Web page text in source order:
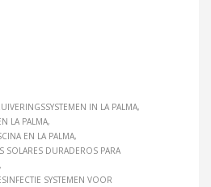
IN LA PALMA
LA PALMA
EN LA PALMA
SOLARES DURADEROS PARA
SYSTEMEN VOOR